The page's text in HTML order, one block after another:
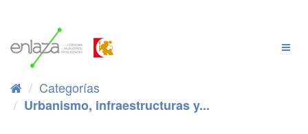
Categorías
Urbanismo, infraestructuras y...